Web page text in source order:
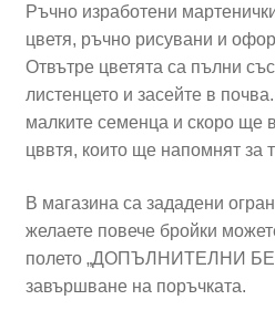
Ръчно изработени
цветя, ръчно рисувани и
Отвътре цветята са пълни
листенцето и засейте в
малките семенца и скоро ще
цввтя, които ще напомнят за
В магазина са зададени
желаете повече бройки
полето „ДОПЪЛНИТЕЛНИ
завършване на поръчката.